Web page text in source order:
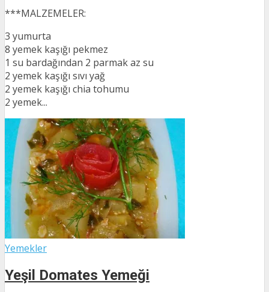
***MALZEMELER:
3 yumurta
8 yemek kaşığı pekmez
1 su bardağından 2 parmak az su
2 yemek kaşığı sıvı yağ
2 yemek kaşığı chia tohumu
2 yemek...
Yemekler
Yeşil Domates Yemeği